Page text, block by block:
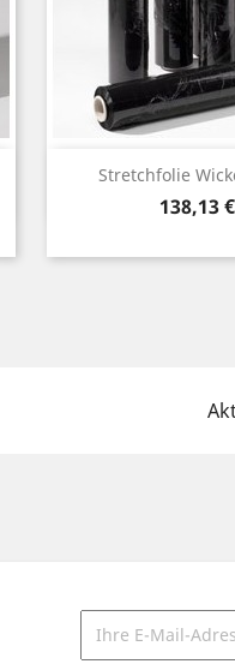
Stretchfolie
Preis
138,13 €
